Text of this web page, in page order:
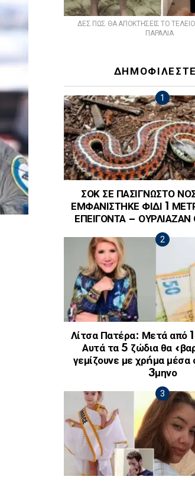
ΔΕΣ ΠΩΣ ΘΑ ΑΠΟΚΤΗΣΕΙΣ ΤΟ
ΠΑΡΑΛΙΑ
ΣΟΚ ΣΕ ΠΑΣΙΓΝΩΣΤΟ
ΕΜΦΑΝΙΣΤΗΚΕ ΦΙΔΙ 1
ΕΠΕΙΓΟΝΤΑ – ΟΥΡΛΙΑΖΑΝ
Λίτσα Πατέρα: Μετά από
Αυτά τα 5 ζώδια θα
γεμίζουνε με χρńμα μέσα
3μηνο